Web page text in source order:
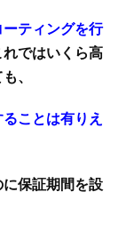
ティングを行
ではいくら高
、
ことは有りえ
保証期間を設